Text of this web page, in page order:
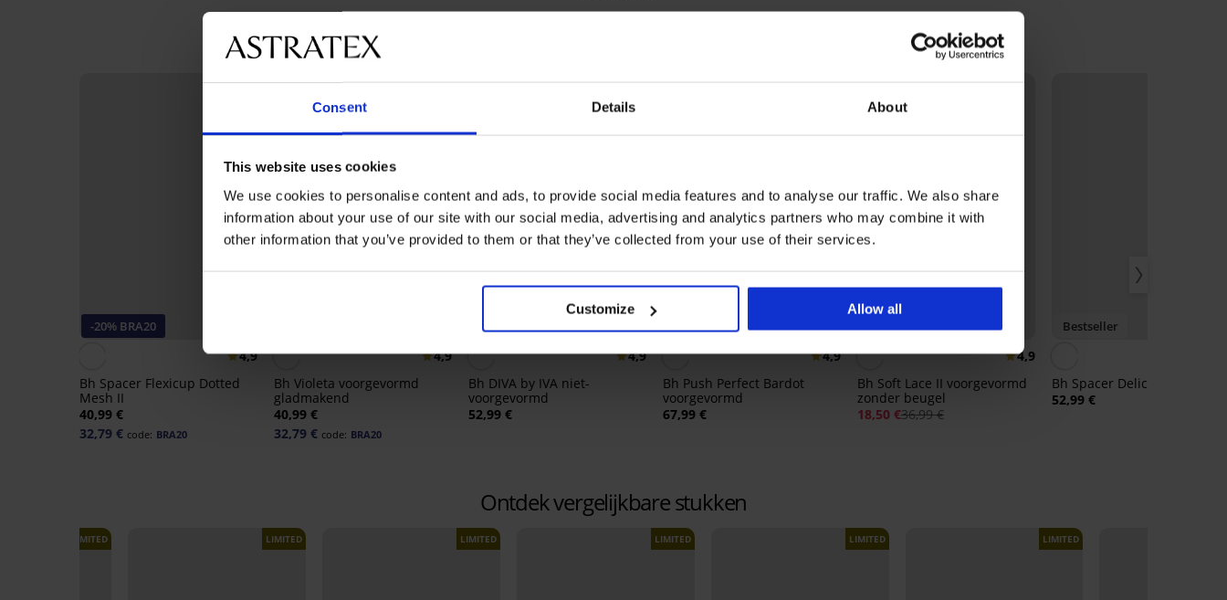
Consent Details About
This website uses cookies
We use cookies to personalise content and ads, to provide social media features and to analyse our traffic. We also share
information about your use of our site with our social media, advertising and analytics partners who may combine it with
other information that you’ve provided to them or that they’ve collected from your use of their services.
Customize Allow all
-20% BRA20
4,9
Bh Spacer Flexicup Dotted
Mesh II
40,99 €
32,79 € code: BRA20
4,9
Bh Violeta voorgevormd
gladmakend
40,99 €
32,79 € code: BRA20
Bestseller
4,9
Bh DIVA by IVA niet-
voorgevormd
52,99 €
Bestseller
4,9
Bh Push Perfect Bardot
voorgevormd
67,99 €
Korting -50%
4,9
Bh Soft Lace II voorgevormd
zonder beugel
18,50 €36,99 €
Bestseller
Bh Spacer Delicate Flower
52,99 €
Ontdek vergelijkbare stukken
LIMITED LIMITED LIMITED LIMITED LIMITED LIMITED